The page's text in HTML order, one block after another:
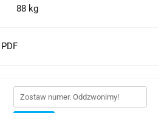
88 kg